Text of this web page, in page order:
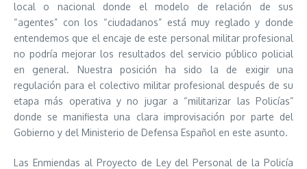
local o nacional donde el modelo de relación de sus
“agentes” con los “ciudadanos” está muy reglado y donde
entendemos que el encaje de este personal militar profesional
no podría mejorar los resultados del servicio público policial
en general. Nuestra posición ha sido la de exigir una
regulación para el colectivo militar profesional después de su
etapa más operativa y no jugar a “militarizar las Policías”
donde se manifiesta una clara improvisación por parte del
Gobierno y del Ministerio de Defensa Español en este asunto.
Las Enmiendas al Proyecto de Ley del Personal de la Policía